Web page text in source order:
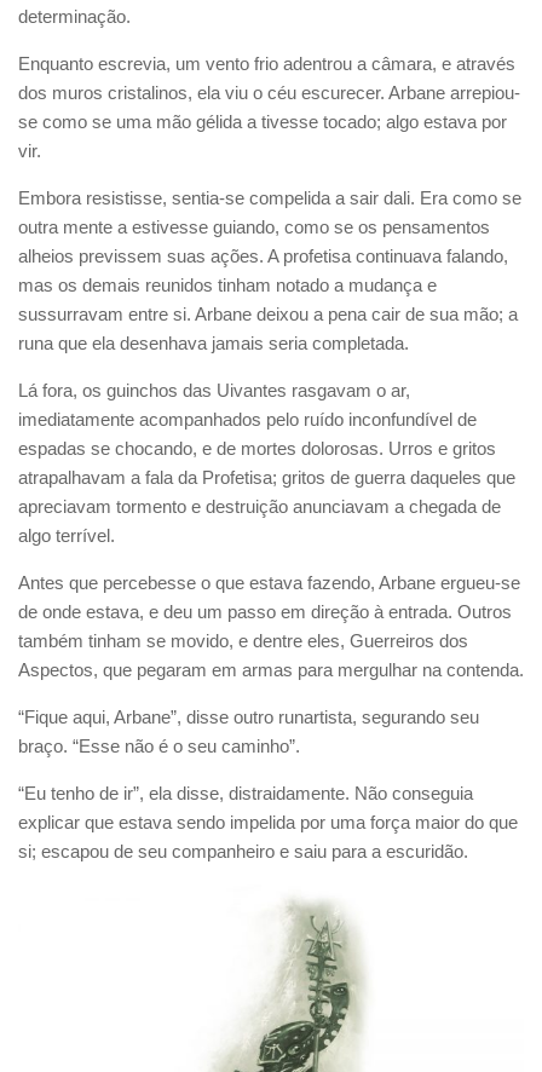
determinação.
Enquanto escrevia, um vento frio adentrou a câmara, e através
dos muros cristalinos, ela viu o céu escurecer. Arbane arrepiou-
se como se uma mão gélida a tivesse tocado; algo estava por
vir.
Embora resistisse, sentia-se compelida a sair dali. Era como se
outra mente a estivesse guiando, como se os pensamentos
alheios previssem suas ações. A profetisa continuava falando,
mas os demais reunidos tinham notado a mudança e
sussurravam entre si. Arbane deixou a pena cair de sua mão; a
runa que ela desenhava jamais seria completada.
Lá fora, os guinchos das Uivantes rasgavam o ar,
imediatamente acompanhados pelo ruído inconfundível de
espadas se chocando, e de mortes dolorosas. Urros e gritos
atrapalhavam a fala da Profetisa; gritos de guerra daqueles que
apreciavam tormento e destruição anunciavam a chegada de
algo terrível.
Antes que percebesse o que estava fazendo, Arbane ergueu-se
de onde estava, e deu um passo em direção à entrada. Outros
também tinham se movido, e dentre eles, Guerreiros dos
Aspectos, que pegaram em armas para mergulhar na contenda.
“Fique aqui, Arbane”, disse outro runartista, segurando seu
braço. “Esse não é o seu caminho”.
“Eu tenho de ir”, ela disse, distraidamente. Não conseguia
explicar que estava sendo impelida por uma força maior do que
si; escapou de seu companheiro e saiu para a escuridão.